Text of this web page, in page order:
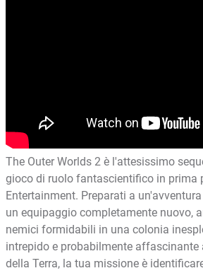
The Outer Worlds 2 è l'attesissimo
gioco di ruolo fantascientifico in prima
Entertainment. Preparati a
un equipaggio completamente nuovo,
nemici formidabili in una colonia
intrepido e probabilmente affascinante
della Terra, la tua missione è